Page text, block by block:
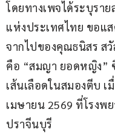
โดยทางเพจได้ระบุรา
แห่งประเทศไทย ขอแ
จากไปของคุณธนิสร ส
คือ “สมญา ยอดหญิง”
เส้นเลือดในสมองตีบ เ
เมษายน 2569 ที่โรงพ
ปราจีนบุรี